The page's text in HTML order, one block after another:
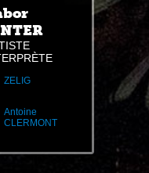
ZELIG
Antoine
CLERMONT